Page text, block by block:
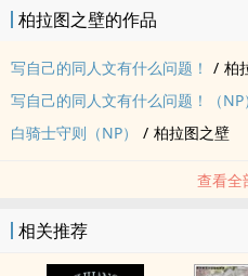
柏拉图之壁的作品
写自己的同人文有什么问题！ / 柏
写自己的同人文有什么问题！（NP）
白骑士守则（NP）
/ 柏拉图之壁
查看全
相关推荐